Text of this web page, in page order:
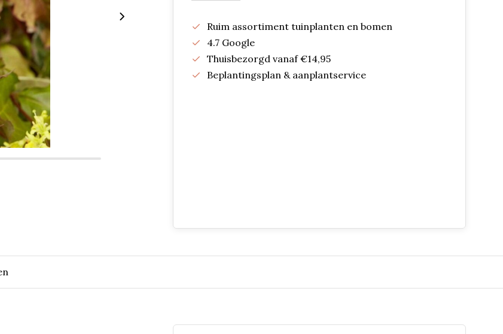
Ruim assortiment tuinplanten en bomen
4.7 Google
Thuisbezorgd vanaf €14,95
Beplantingsplan & aanplantservice